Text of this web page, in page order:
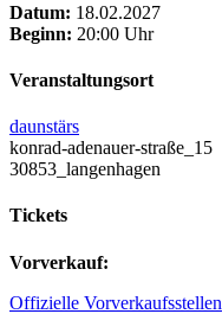
Datum: 18.02.2027
Beginn: 20:00 Uhr
Veranstaltungsort
daunstärs
konrad-adenauer-straße_15
30853_langenhagen
Tickets
Vorverkauf:
Offizielle Vorverkaufsstellen